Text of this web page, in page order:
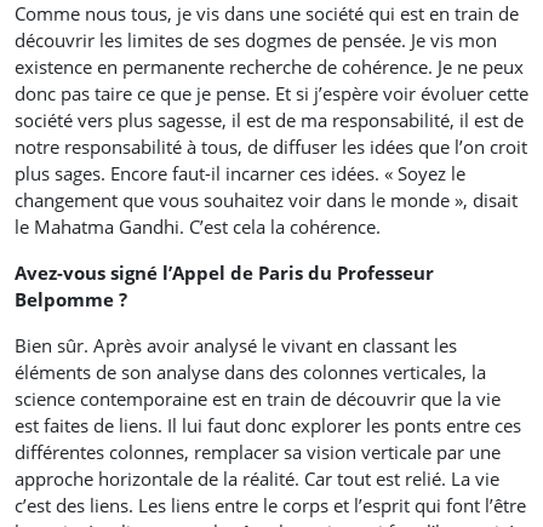
Comme nous tous, je vis dans une société qui est en train de
découvrir les limites de ses dogmes de pensée. Je vis mon
existence en permanente recherche de cohérence. Je ne peux
donc pas taire ce que je pense. Et si j’espère voir évoluer cette
société vers plus sagesse, il est de ma responsabilité, il est de
notre responsabilité à tous, de diffuser les idées que l’on croit
plus sages. Encore faut-il incarner ces idées. « Soyez le
changement que vous souhaitez voir dans le monde », disait
le Mahatma Gandhi. C’est cela la cohérence.
Avez-vous signé l’Appel de Paris du Professeur
Belpomme ?
Bien sûr. Après avoir analysé le vivant en classant les
éléments de son analyse dans des colonnes verticales, la
science contemporaine est en train de découvrir que la vie
est faites de liens. Il lui faut donc explorer les ponts entre ces
différentes colonnes, remplacer sa vision verticale par une
approche horizontale de la réalité. Car tout est relié. La vie
c’est des liens. Les liens entre le corps et l’esprit qui font l’être